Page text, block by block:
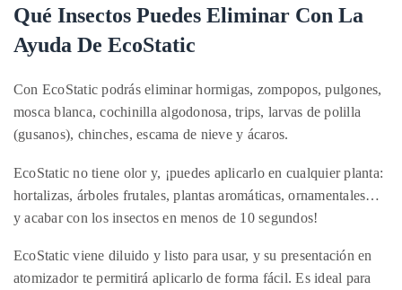
Qué Insectos Puedes Eliminar Con La
Ayuda De EcoStatic
Con EcoStatic podrás eliminarhormigas, zompopos, pulgones,
mosca blanca, cochinilla algodonosa, trips, larvas de polilla
(gusanos), chinches, escama de nieve y ácaros.
EcoStatic no tiene olor y, ¡puedes aplicarlo en cualquier planta:
hortalizas, árboles frutales, plantas aromáticas, ornamentales…
y acabar con los insectos en menos de 10 segundos!
EcoStatic viene diluido y listo para usar, y su presentación en
atomizador te permitirá aplicarlo de forma fácil. Es ideal para